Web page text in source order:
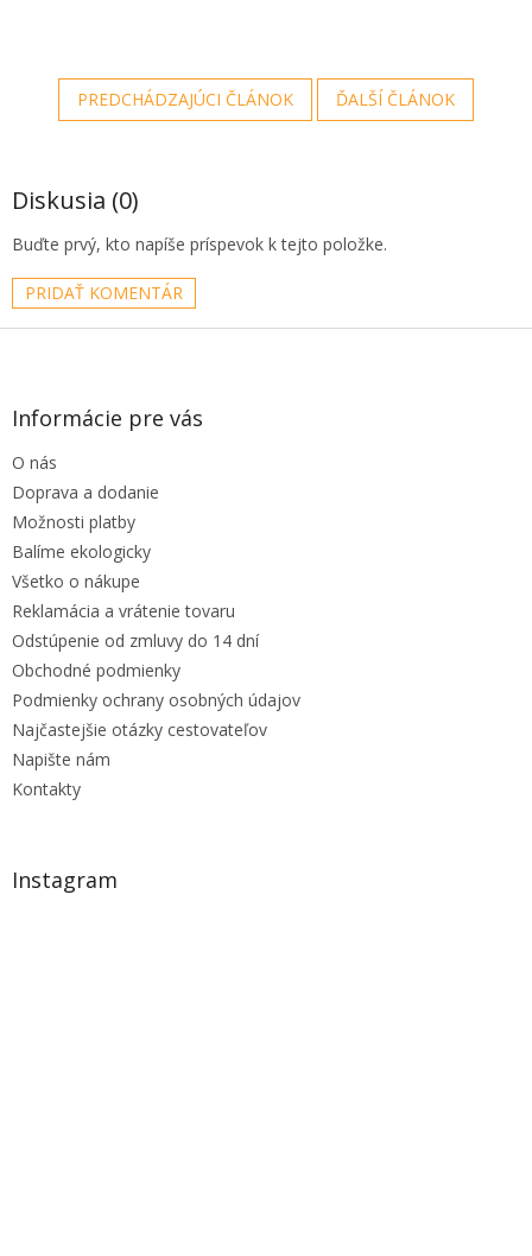
PREDCHÁDZAJÚCI ČLÁNOK ĎALŠÍ ČLÁNOK
Diskusia (0)
Buďte prvý, kto napíše príspevok k tejto položke.
PRIDAŤ KOMENTÁR
Z
Informácie pre vás
O nás
Doprava a dodanie
Možnosti platby
Balíme ekologicky
Všetko o nákupe
Reklamácia a vrátenie tovaru
Odstúpenie od zmluvy do 14 dní
Obchodné podmienky
Podmienky ochrany osobných údajov
Najčastejšie otázky cestovateľov
Napište nám
Kontakty
Instagram